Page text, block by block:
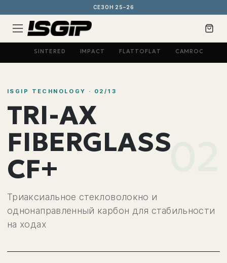
СЕЗОН 25–26
SINTERED IMPACT FLATTOFLAT CAMROCK
02
ISGIP TECHNOLOGY · 02 / 13
TRI-AX
FIBERGLASS
CF+
Триаксиальное стекловолокно и
однонаправленный карбон для стабильности
на ходах